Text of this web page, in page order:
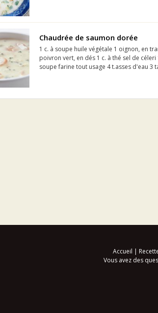
Chaudrée de saumon dorée
1 c. à soupe huile végétale 1 oignon, en
poivron vert, en dés 1 c. à thé sel de
soupe farine tout usage 4 t.asses d'eau 3
Accueil |
Vous avez des